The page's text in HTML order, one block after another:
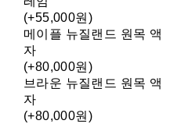
(+55,000원)
메이플 뉴질랜드 원목 액
자
(+80,000원)
브라운 뉴질랜드 원목 액
자
(+80,000원)